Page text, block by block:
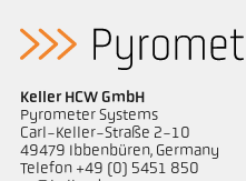
Keller HCW GmbH
Pyrometer Systems
Carl-Keller-Straße 2-10
49479 Ibbenbüren, Germany
Telefon +49 (0) 5451 850